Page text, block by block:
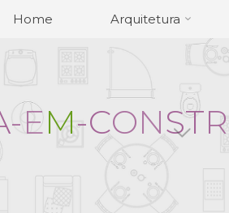
Home Arquitetura
-EM-CONSTR